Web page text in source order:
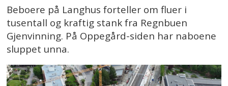
Beboere på Langhus forteller om fluer i
tusentall og kraftig stank fra Regnbuen
Gjenvinning. På Oppegård-siden har naboene
sluppet unna.